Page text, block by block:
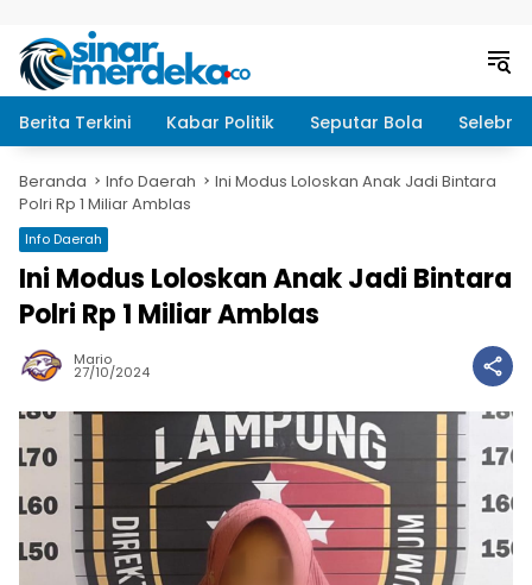
Berita Terkini Kabar Politik Seputar Bola
Beranda Info Daerah
Ini Modus Loloskan Anak Jadi Bintara
Polri Rp 1 Miliar Amblas
Info Daerah
Ini Modus Loloskan Anak Jadi Bintara
Polri Rp 1 Miliar Amblas
Mario
27/10/2024